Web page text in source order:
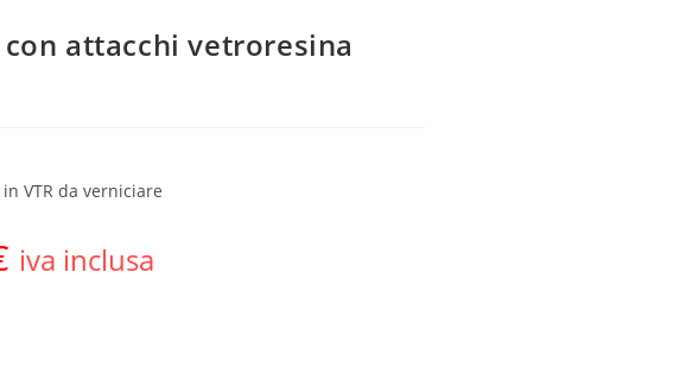
attacchi vetroresina
VTR da verniciare
iva inclusa